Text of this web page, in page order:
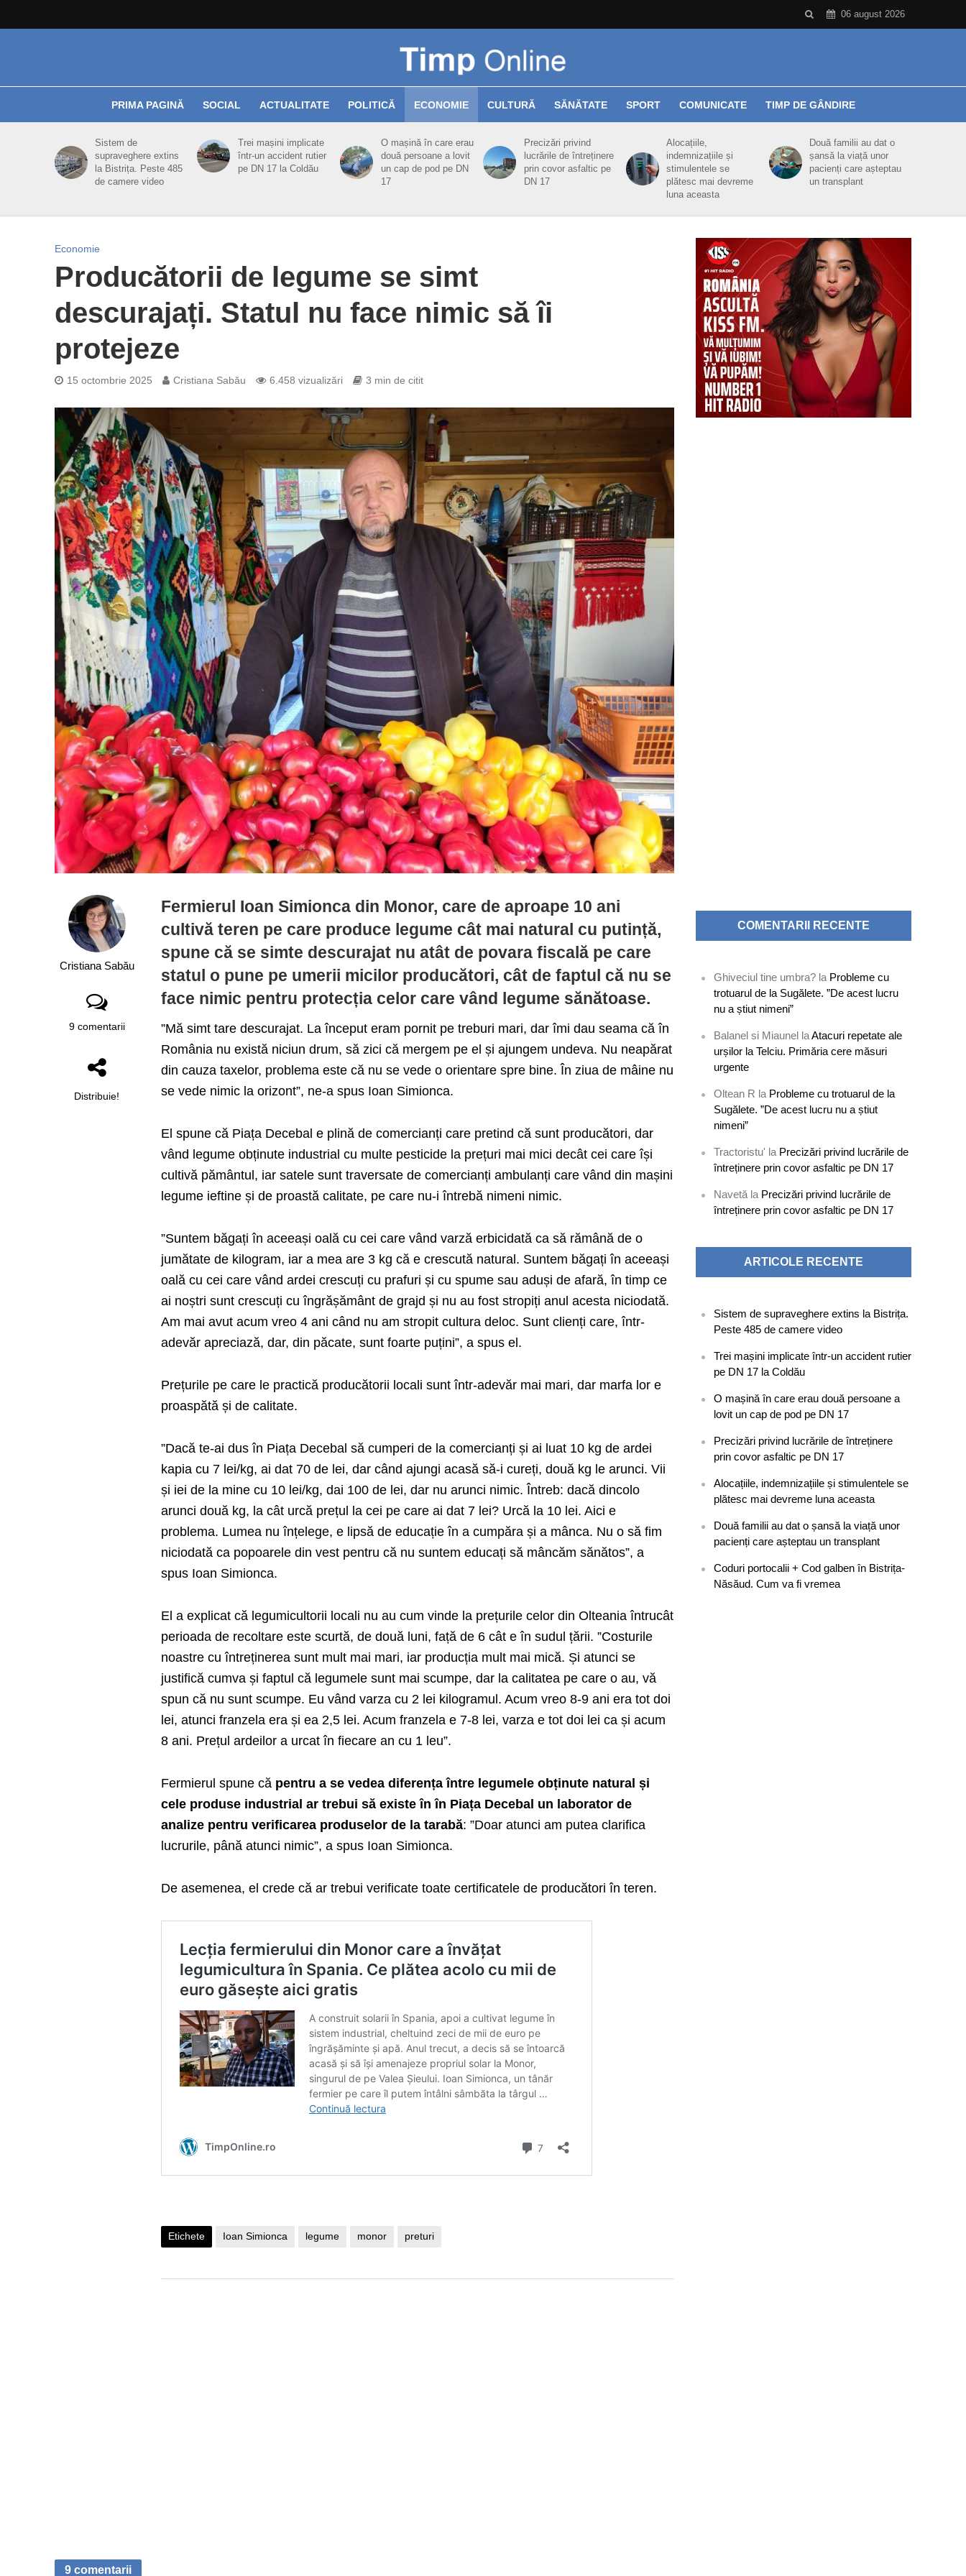
06 august 2026
PRIMA PAGINĂ SOCIAL ACTUALITATE POLITICĂ ECONOMIE CULTURĂ SĂNĂTATE SPORT COMUNICATE TIMP DE GÂNDIRE
Sistem de
supraveghere extins
la Bistrița. Peste 485
de camere video
Trei mașini implicate
într-un accident rutier
pe DN 17 la Coldău
O mașină în care erau
două persoane a lovit
un cap de pod pe DN
17
Precizări privind
lucrările de întreținere
prin covor asfaltic pe
DN 17
Alocațiile,
indemnizațiile și
stimulentele se
plătesc mai devreme
luna aceasta
Două familii au dat o
șansă la viață unor
pacienți care așteptau
un transplant
Economie
Producătorii de legume se simt
descurajați. Statul nu face nimic să îi
protejeze
15 octombrie 2025 Cristiana Sabău 6.458 vizualizări 3 min de citit
Cristiana Sabău
9 comentarii
Distribuie!
Fermierul Ioan Simionca din Monor, care de aproape 10 ani
cultivă teren pe care produce legume cât mai natural cu putință,
spune că se simte descurajat nu atât de povara fiscală pe care
statul o pune pe umerii micilor producători, cât de faptul că nu se
face nimic pentru protecția celor care vând legume sănătoase.
”Mă simt tare descurajat. La început eram pornit pe treburi mari, dar îmi dau seama că în
România nu există niciun drum, să zici că mergem pe el și ajungem undeva. Nu neapărat
din cauza taxelor, problema este că nu se vede o orientare spre bine. În ziua de mâine nu
se vede nimic la orizont”, ne-a spus Ioan Simionca.
El spune că Piața Decebal e plină de comercianți care pretind că sunt producători, dar
vând legume obținute industrial cu multe pesticide la prețuri mai mici decât cei care își
cultivă pământul, iar satele sunt traversate de comercianți ambulanți care vând din mașini
legume ieftine și de proastă calitate, pe care nu-i întrebă nimeni nimic.
”Suntem băgați în aceeași oală cu cei care vând varză erbicidată ca să rămână de o
jumătate de kilogram, iar a mea are 3 kg că e crescută natural. Suntem băgați în aceeași
oală cu cei care vând ardei crescuți cu prafuri și cu spume sau aduși de afară, în timp ce
ai noștri sunt crescuți cu îngrășământ de grajd și nu au fost stropiți anul acesta niciodată.
Am mai avut acum vreo 4 ani când nu am stropit cultura deloc. Sunt clienți care, într-
adevăr apreciază, dar, din păcate, sunt foarte puțini”, a spus el.
Prețurile pe care le practică producătorii locali sunt într-adevăr mai mari, dar marfa lor e
proaspătă și de calitate.
”Dacă te-ai dus în Piața Decebal să cumperi de la comercianți și ai luat 10 kg de ardei
kapia cu 7 lei/kg, ai dat 70 de lei, dar când ajungi acasă să-i cureți, două kg le arunci. Vii
și iei de la mine cu 10 lei/kg, dai 100 de lei, dar nu arunci nimic. Întreb: dacă dincolo
arunci două kg, la cât urcă prețul la cei pe care ai dat 7 lei? Urcă la 10 lei. Aici e
problema. Lumea nu înțelege, e lipsă de educație în a cumpăra și a mânca. Nu o să fim
niciodată ca popoarele din vest pentru că nu suntem educați să mâncăm sănătos”, a
spus Ioan Simionca.
El a explicat că legumicultorii locali nu au cum vinde la prețurile celor din Olteania întrucât
perioada de recoltare este scurtă, de două luni, față de 6 cât e în sudul țării. ”Costurile
noastre cu întreținerea sunt mult mai mari, iar producția mult mai mică. Și atunci se
justifică cumva și faptul că legumele sunt mai scumpe, dar la calitatea pe care o au, vă
spun că nu sunt scumpe. Eu vând varza cu 2 lei kilogramul. Acum vreo 8-9 ani era tot doi
lei, atunci franzela era și ea 2,5 lei. Acum franzela e 7-8 lei, varza e tot doi lei ca și acum
8 ani. Prețul ardeilor a urcat în fiecare an cu 1 leu”.
Fermierul spune că pentru a se vedea diferența între legumele obținute natural și
cele produse industrial ar trebui să existe în în Piața Decebal un laborator de
analize pentru verificarea produselor de la tarabă: ”Doar atunci am putea clarifica
lucrurile, până atunci nimic”, a spus Ioan Simionca.
De asemenea, el crede că ar trebui verificate toate certificatele de producători în teren.
Etichete Ioan Simionca legume monor preturi
9 comentarii
COMENTARII RECENTE
Ghiveciul tine umbra? la Probleme cu
trotuarul de la Sugălete. ”De acest lucru
nu a știut nimeni”
Balanel si Miaunel laAtacuri repetate ale
urșilor la Telciu. Primăria cere măsuri
urgente
Oltean R la Probleme cu trotuarul de la
Sugălete. ”De acest lucru nu a știut
nimeni”
Tractoristu' la Precizări privind lucrările de
întreținere prin covor asfaltic pe DN 17
Navetă la Precizări privind lucrările de
întreținere prin covor asfaltic pe DN 17
ARTICOLE RECENTE
Sistem de supraveghere extins la Bistrița.
Peste 485 de camere video
Trei mașini implicate într-un accident rutier
pe DN 17 la Coldău
O mașină în care erau două persoane a
lovit un cap de pod pe DN 17
Precizări privind lucrările de întreținere
prin covor asfaltic pe DN 17
Alocațiile, indemnizațiile și stimulentele se
plătesc mai devreme luna aceasta
Două familii au dat o șansă la viață unor
pacienți care așteptau un transplant
Coduri portocalii + Cod galben în Bistrița-
Năsăud. Cum va fi vremea